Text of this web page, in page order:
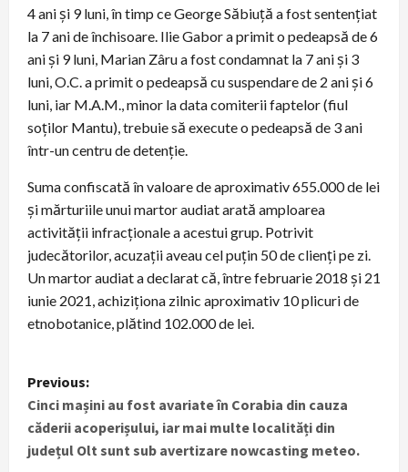
4 ani și 9 luni, în timp ce George Săbiuță a fost sentențiat
la 7 ani de închisoare. Ilie Gabor a primit o pedeapsă de 6
ani și 9 luni, Marian Zâru a fost condamnat la 7 ani și 3
luni, O.C. a primit o pedeapsă cu suspendare de 2 ani și 6
luni, iar M.A.M., minor la data comiterii faptelor (fiul
soților Mantu), trebuie să execute o pedeapsă de 3 ani
într-un centru de detenție.
Suma confiscată în valoare de aproximativ 655.000 de lei
și mărturiile unui martor audiat arată amploarea
activității infracționale a acestui grup. Potrivit
judecătorilor, acuzații aveau cel puțin 50 de clienți pe zi.
Un martor audiat a declarat că, între februarie 2018 și 21
iunie 2021, achiziționa zilnic aproximativ 10 plicuri de
etnobotanice, plătind 102.000 de lei.
P
o
s
Previous:
Cinci mașini au fost avariate în Corabia din cauza
căderii acoperișului, iar mai multe localități din
județul Olt sunt sub avertizare nowcasting meteo.